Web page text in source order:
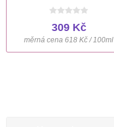
309 Kč
měrná cena 618 Kč / 100ml